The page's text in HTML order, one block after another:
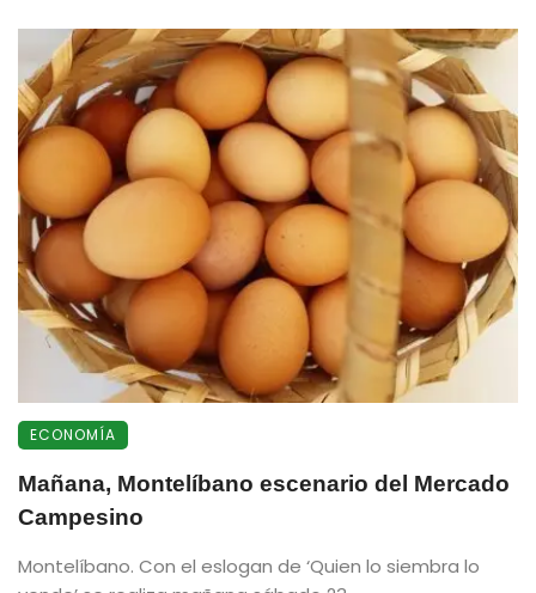
ECONOMÍA
Mañana, Montelíbano escenario del Mercado
Campesino
Montelíbano. Con el eslogan de ‘Quien lo siembra lo